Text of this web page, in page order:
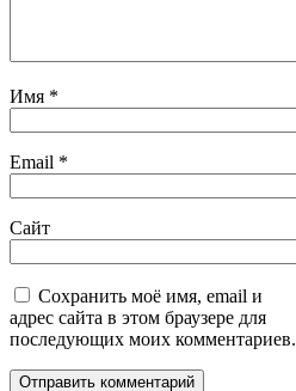
Имя *
Email *
Сайт
Сохранить моё имя, email и
адрес сайта в этом браузере для
последующих моих комментариев.